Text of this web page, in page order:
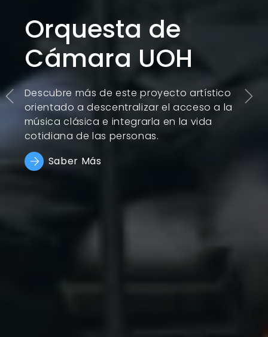
Fortalecimiento
de las
Capacidades en
I+D+i con Foco
Territorial